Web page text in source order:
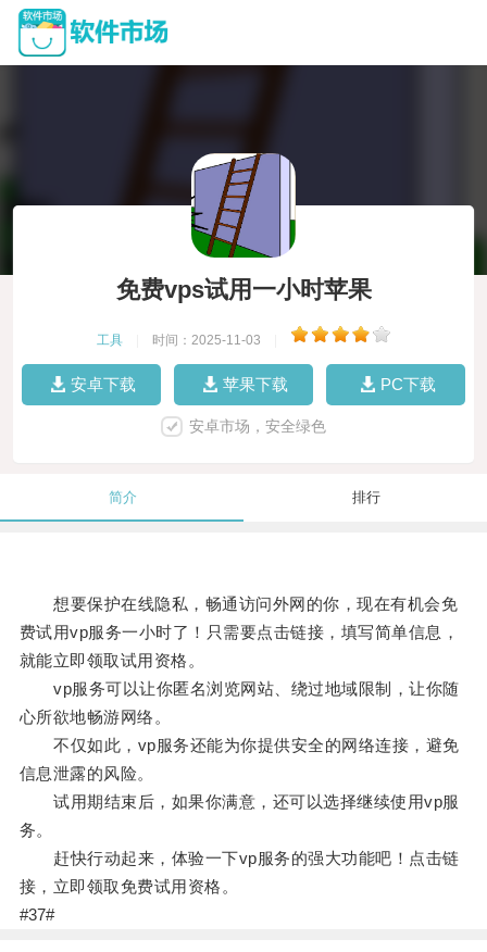
免费vps试用一小时苹果
工具 时间：2025-11-03
安卓下载 苹果下载 PC下载
安卓市场，安全绿色
简介 排行
想要保护在线隐私，畅通访问外网的你，现在有机会免
费试用vp服务一小时了！只需要点击链接，填写简单信息，
就能立即领取试用资格。
vp服务可以让你匿名浏览网站、绕过地域限制，让你随
心所欲地畅游网络。
不仅如此，vp服务还能为你提供安全的网络连接，避免
信息泄露的风险。
试用期结束后，如果你满意，还可以选择继续使用vp服
务。
赶快行动起来，体验一下vp服务的强大功能吧！点击链
接，立即领取免费试用资格。
#37#